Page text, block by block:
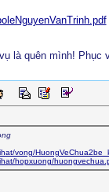
là quên mình!
vong/
hopxuong/